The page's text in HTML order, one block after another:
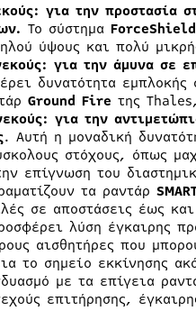
για την προστασία
Το σύστημα ForceShield
ύψους και πολύ
για την άμυνα σε
δυνατότητα εμπλοκής
Ground Fire της
για την
. Αυτή η μοναδική
στόχους, όπως
επίγνωση του
τα ραντάρ
σε αποστάσεις έως
λύση έγκαιρης
αισθητήρες που
το σημείο εκκίνησης
με τα επίγεια
επιτήρησης,